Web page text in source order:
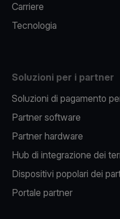
Carriere
Tecnologia
Soluzioni per i partner
Soluzioni di pagamento
Partner software
Partner hardware
Hub di integrazione dei
Dispositivi popolari dei
Portale partner